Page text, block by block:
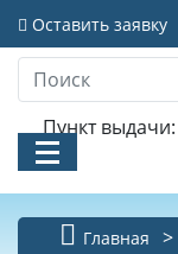
Оставить заявку
Пункт выдачи:
Главная